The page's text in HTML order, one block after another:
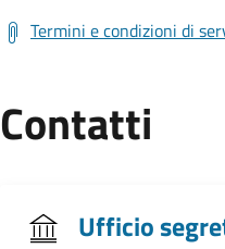
Termini e condizioni di
Contatti
Ufficio